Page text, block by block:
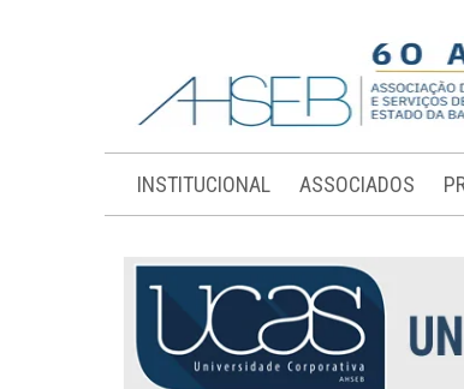
INSTITUCIONAL ASSOCIADOS